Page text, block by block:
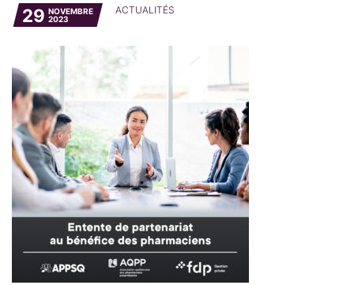
29 NOVEMBRE
2023
ACTUALITÉS